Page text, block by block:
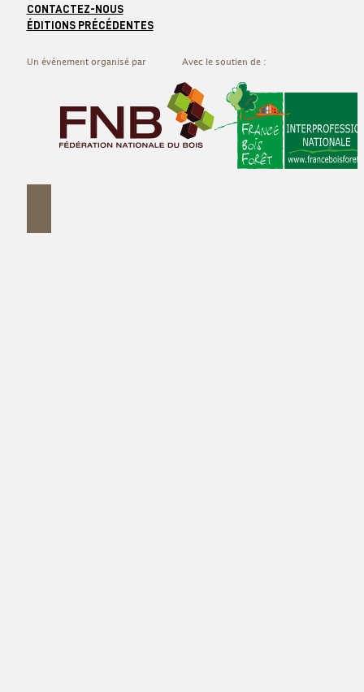
CONTACTEZ-NOUS
ÉDITIONS PRÉCÉDENTES
Un événement organisé par Avec le soutien de :